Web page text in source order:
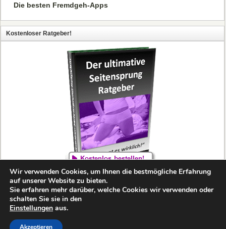
Die besten Fremdgeh-Apps
Kostenloser Ratgeber!
Copyright MeinSeitensprung.com 2010-2026. Alle Rechte
vorbehalten.
Wir verwenden Cookies, um Ihnen die bestmögliche Erfahrung
auf unserer Website zu bieten.
Sie erfahren mehr darüber, welche Cookies wir verwenden oder
schalten Sie sie in den
Einstellungen aus.
Akzeptieren